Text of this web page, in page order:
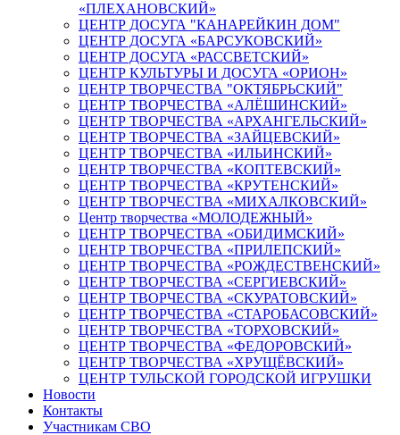
«ПЛЕХАНОВСКИЙ»
ЦЕНТР ДОСУГА "КАНАРЕЙКИН ДОМ"
ЦЕНТР ДОСУГА «БАРСУКОВСКИЙ»
ЦЕНТР ДОСУГА «РАССВЕТСКИЙ»
ЦЕНТР КУЛЬТУРЫ И ДОСУГА «ОРИОН»
ЦЕНТР ТВОРЧЕСТВА "ОКТЯБРЬСКИЙ"
ЦЕНТР ТВОРЧЕСТВА «АЛЁШИНСКИЙ»
ЦЕНТР ТВОРЧЕСТВА «АРХАНГЕЛЬСКИЙ»
ЦЕНТР ТВОРЧЕСТВА «ЗАЙЦЕВСКИЙ»
ЦЕНТР ТВОРЧЕСТВА «ИЛЬИНСКИЙ»
ЦЕНТР ТВОРЧЕСТВА «КОПТЕВСКИЙ»
ЦЕНТР ТВОРЧЕСТВА «КРУТЕНСКИЙ»
ЦЕНТР ТВОРЧЕСТВА «МИХАЛКОВСКИЙ»
Центр творчества «МОЛОДЕЖНЫЙ»
ЦЕНТР ТВОРЧЕСТВА «ОБИДИМСКИЙ»
ЦЕНТР ТВОРЧЕСТВА «ПРИЛЕПСКИЙ»
ЦЕНТР ТВОРЧЕСТВА «РОЖДЕСТВЕНСКИЙ»
ЦЕНТР ТВОРЧЕСТВА «СЕРГИЕВСКИЙ»
ЦЕНТР ТВОРЧЕСТВА «СКУРАТОВСКИЙ»
ЦЕНТР ТВОРЧЕСТВА «СТАРОБАСОВСКИЙ»
ЦЕНТР ТВОРЧЕСТВА «ТОРХОВСКИЙ»
ЦЕНТР ТВОРЧЕСТВА «ФЕДОРОВСКИЙ»
ЦЕНТР ТВОРЧЕСТВА «ХРУЩЁВСКИЙ»
ЦЕНТР ТУЛЬСКОЙ ГОРОДСКОЙ ИГРУШКИ
Новости
Контакты
Участникам СВО